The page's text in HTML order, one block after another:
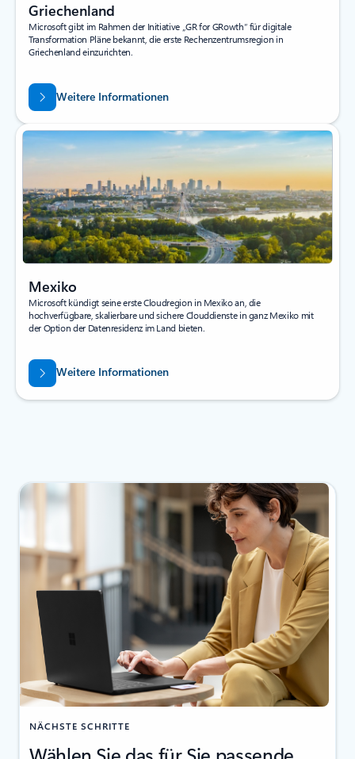
Griechenland
Microsoft gibt im Rahmen der Initiative „GR for GRowth“ für digitale
Transformation Pläne bekannt, die erste Rechenzentrumsregion in
Griechenland einzurichten.
Weitere Informationen
Mexiko
Microsoft kündigt seine erste Cloudregion in Mexiko an, die
hochverfügbare, skalierbare und sichere Clouddienste in ganz Mexiko mit
der Option der Datenresidenz im Land bieten.
Weitere Informationen
NÄCHSTE SCHRITTE